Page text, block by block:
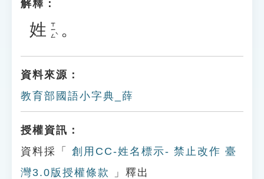
解釋：
姓 ㄒㄧㄥˋ 。
資料來源：
教育部國語小字典_薛
授權資訊：
資料採「
創用CC-姓名標示- 禁止改作 臺
灣3.0版授權條款
」釋出